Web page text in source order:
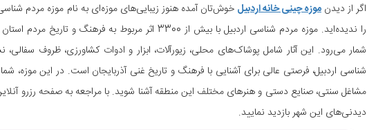
اگر از دیدنموزه چینی خانه اردبیل خوش‌تان آمده هنوز زیبایی‌های موزه‌ای به نام موزه مردم
را ندیده‌اید. موزه مردم شناسی اردبیل با بیش از 3300 اثر
شمار می‌رود. این آثار شامل پوشاک‌های محلی، زیورآلات، ابزار و ادوات کشاورزی، ظروف
شناسی اردبیل، فرصتی عالی برای آشنایی با فرهنگ و تاریخ غنی آذربایجان است. در این موزه،
مشاغل سنتی، صنایع دستی و هنرهای مختلف این منطقه آشنا شوید. با مراجعه به صفحه رزرو
دیدنی‌های این شهر بازدید نمایید.